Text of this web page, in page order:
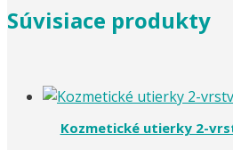
Súvisiace produkty
Kozmetické utierky 2-